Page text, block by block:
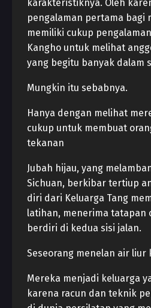
karakteristiknya. Oleh
pengalaman pertama bagi
memiliki cukup
Kangho untuk melihat
yang begitu banyak dalam
Mungkin itu sebabnya.
Hanya dengan melihat
cukup untuk membuat
tekanan
Jubah hijau, yang
Sichuan, berkibar tertiup
diri dari Keluarga Tang
latihan, menerima tatapan
berdiri di kedua sisi jalan.
Seseorang menelan air liur
Mereka menjadi keluarga
karena racun dan teknik